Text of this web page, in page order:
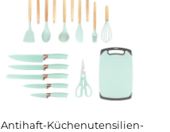
Löffelset
Antihaft-Küchenutensilien-